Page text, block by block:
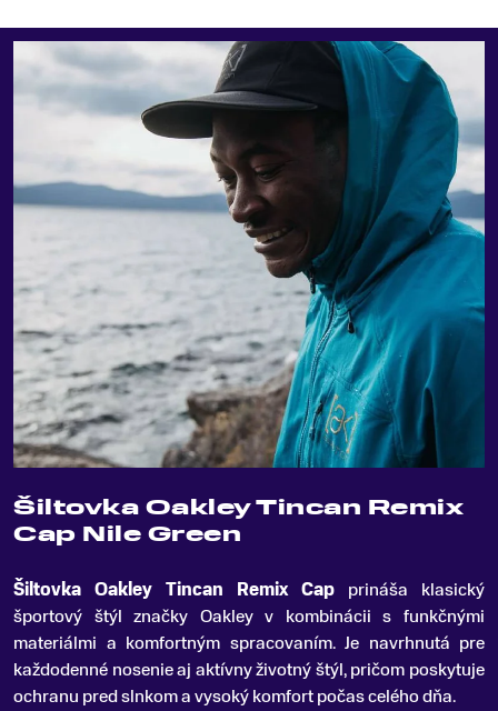
Šiltovka Oakley Tincan Remix
Cap Nile Green
Šiltovka Oakley Tincan Remix Cap prináša klasický
športový štýl značky Oakley v kombinácii s funkčnými
materiálmi a komfortným spracovaním.Je navrhnutá pre
každodenné nosenie aj aktívny životný štýl, pričom poskytuje
ochranu pred slnkom a vysoký komfort počas celého dňa.